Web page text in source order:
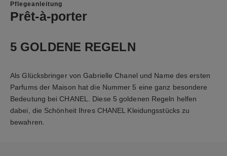
Pflegeanleitung
Prêt-à-porter
5 GOLDENE REGELN
Als Glücksbringer von Gabrielle Chanel und Name des ersten
Parfums der Maison hat die Nummer 5 eine ganz besondere
Bedeutung bei CHANEL. Diese 5 goldenen Regeln helfen
dabei, die Schönheit Ihres CHANEL Kleidungsstücks zu
bewahren.